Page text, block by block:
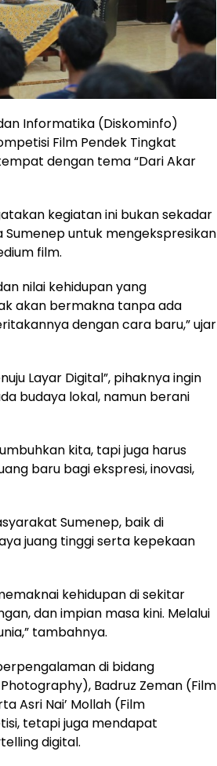
Informatika (Diskominfo)
Film Pendek Tingkat
dengan tema “Dari Akar
kegiatan ini bukan sekadar
untuk mengekspresikan
film.
nilai kehidupan yang
akan bermakna tanpa ada
dengan cara baru,” ujar
Layar Digital”, pihaknya ingin
budaya lokal, namun berani
kita, tapi juga harus
baru bagi ekspresi, inovasi,
Sumenep, baik di
juang tinggi serta kepekaan
kehidupan di sekitar
dan impian masa kini. Melalui
tambahnya.
di bidang
Badruz Zeman (Film
Asri Nai’ Mollah (Film
tetapi juga mendapat
digital.